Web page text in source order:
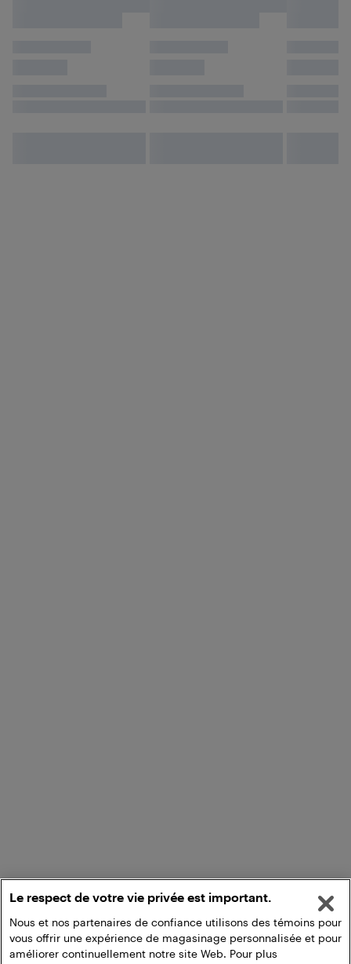
Le respect de votre vie privée est important.
Nous et nos partenaires de confiance utilisons des témoins pour
vous offrir une expérience de magasinage personnalisée et pour
améliorer continuellement notre site Web. Pour plus